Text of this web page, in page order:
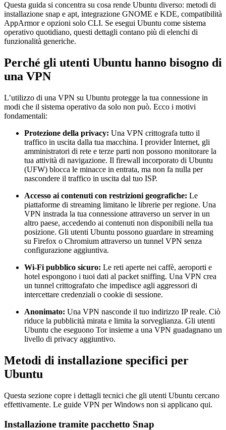
Questa guida si concentra su cosa rende Ubuntu diverso: metodi di
installazione snap e apt, integrazione GNOME e KDE, compatibilità
AppArmor e opzioni solo CLI. Se esegui Ubuntu come sistema
operativo quotidiano, questi dettagli contano più di elenchi di
funzionalità generiche.
Perché gli utenti Ubuntu hanno bisogno di
una VPN
L’utilizzo di una VPN su Ubuntu protegge la tua connessione in
modi che il sistema operativo da solo non può. Ecco i motivi
fondamentali:
Protezione della privacy: Una VPN crittografa tutto il
traffico in uscita dalla tua macchina. I provider Internet, gli
amministratori di rete e terze parti non possono monitorare la
tua attività di navigazione. Il firewall incorporato di Ubuntu
(UFW) blocca le minacce in entrata, ma non fa nulla per
nascondere il traffico in uscita dal tuo ISP.
Accesso ai contenuti con restrizioni geografiche: Le
piattaforme di streaming limitano le librerie per regione. Una
VPN instrada la tua connessione attraverso un server in un
altro paese, accedendo ai contenuti non disponibili nella tua
posizione. Gli utenti Ubuntu possono guardare in streaming
su Firefox o Chromium attraverso un tunnel VPN senza
configurazione aggiuntiva.
Wi-Fi pubblico sicuro: Le reti aperte nei caffè, aeroporti e
hotel espongono i tuoi dati al packet sniffing. Una VPN crea
un tunnel crittografato che impedisce agli aggressori di
intercettare credenziali o cookie di sessione.
Anonimato: Una VPN nasconde il tuo indirizzo IP reale. Ciò
riduce la pubblicità mirata e limita la sorveglianza. Gli utenti
Ubuntu che eseguono Tor insieme a una VPN guadagnano un
livello di privacy aggiuntivo.
Metodi di installazione specifici per
Ubuntu
Questa sezione copre i dettagli tecnici che gli utenti Ubuntu cercano
effettivamente. Le guide VPN per Windows non si applicano qui.
Installazione tramite pacchetto Snap